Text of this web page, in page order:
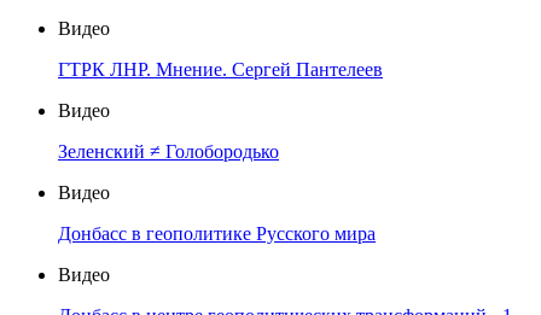
Видео
ГТРК ЛНР. Мнение. Сергей Пантелеев
Видео
Зеленский ≠ Голобородько
Видео
Донбасс в геополитике Русского мира
Видео